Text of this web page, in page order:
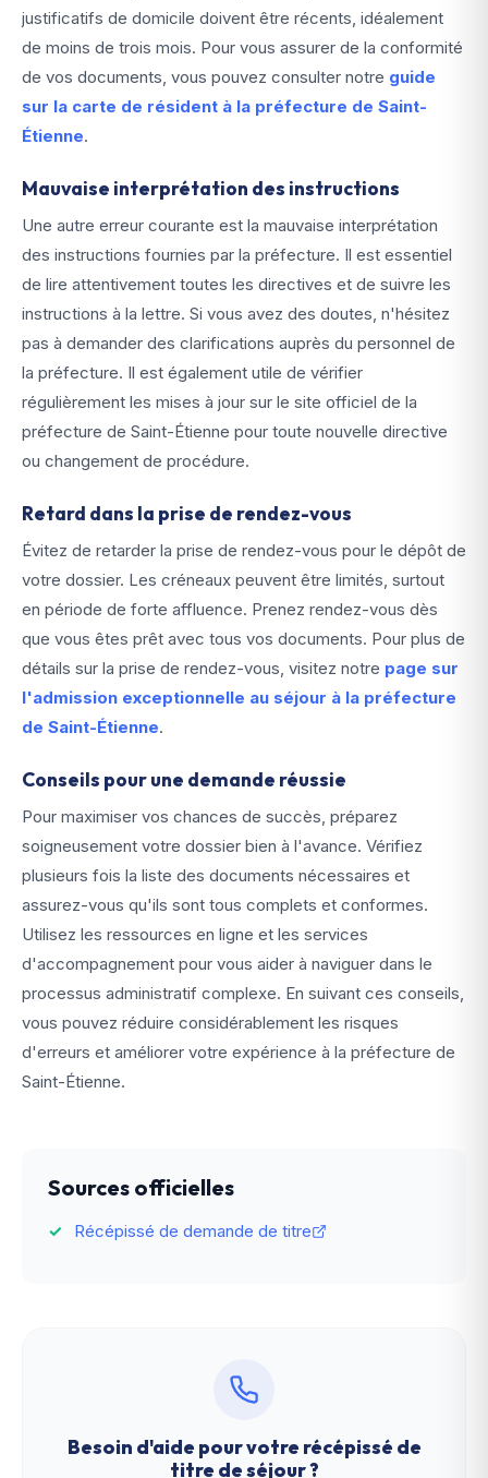
justificatifs de domicile doivent être récents, idéalement
de moins de trois mois. Pour vous assurer de la conformité
de vos documents, vous pouvez consulter notre guide
sur la carte de résident à la préfecture de Saint-
Étienne.
Mauvaise interprétation des instructions
Une autre erreur courante est la mauvaise interprétation
des instructions fournies par la préfecture. Il est essentiel
de lire attentivement toutes les directives et de suivre les
instructions à la lettre. Si vous avez des doutes, n'hésitez
pas à demander des clarifications auprès du personnel de
la préfecture. Il est également utile de vérifier
régulièrement les mises à jour sur le site officiel de la
préfecture de Saint-Étienne pour toute nouvelle directive
ou changement de procédure.
Retard dans la prise de rendez-vous
Évitez de retarder la prise de rendez-vous pour le dépôt de
votre dossier. Les créneaux peuvent être limités, surtout
en période de forte affluence. Prenez rendez-vous dès
que vous êtes prêt avec tous vos documents. Pour plus de
détails sur la prise de rendez-vous, visitez notre page sur
l'admission exceptionnelle au séjour à la préfecture
de Saint-Étienne.
Conseils pour une demande réussie
Pour maximiser vos chances de succès, préparez
soigneusement votre dossier bien à l'avance. Vérifiez
plusieurs fois la liste des documents nécessaires et
assurez-vous qu'ils sont tous complets et conformes.
Utilisez les ressources en ligne et les services
d'accompagnement pour vous aider à naviguer dans le
processus administratif complexe. En suivant ces conseils,
vous pouvez réduire considérablement les risques
d'erreurs et améliorer votre expérience à la préfecture de
Saint-Étienne.
Sources officielles
Récépissé de demande de titre
Besoin d'aide pour votre récépissé de
titre de séjour?